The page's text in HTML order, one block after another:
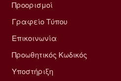
Προορισμοί
Γραφείο Τύπου
Επικοινωνία
Προωθητικός Κωδικός
Υποστήριξη